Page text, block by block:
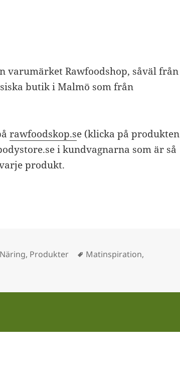
varumärket Rawfoodshop, såväl från
butik i Malmö som från
rawfoodskop.se (klicka på produkten
i kundvagnarna som är så
produkt.
, Produkter Taggar
Matinspiration,